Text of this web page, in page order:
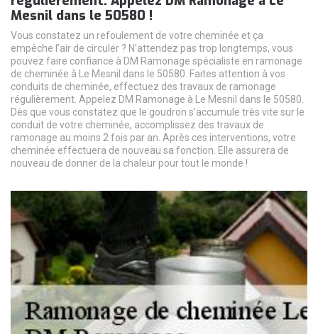
Mesnil dans le 50580 !
Vous constatez un refoulement de votre cheminée et ça
empêche l’air de circuler ? N’attendez pas trop longtemps, vous
pouvez faire confiance à DM Ramonage spécialiste en ramonage
de cheminée à Le Mesnil dans le 50580. Faites attention à vos
conduits de cheminée, effectuez des travaux de ramonage
régulièrement. Appelez DM Ramonage à Le Mesnil dans le 50580.
Dès que vous constatez que le goudron s’accumule très vite sur le
conduit de votre cheminée, accomplissez des travaux de
ramonage au moins 2 fois par an. Après ces interventions, votre
cheminée effectuera de nouveau sa fonction. Elle assurera de
nouveau de donner de la chaleur pour tout le monde !